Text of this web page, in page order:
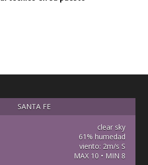
SANTA FE
clear sky
61% humedad
viento: 2m/s S
MAX 10 • MIN 8